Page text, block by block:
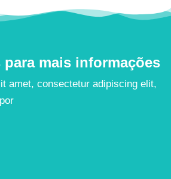
para mais informações
amet, consectetur adipiscing elit,